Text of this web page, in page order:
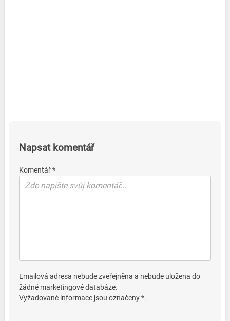
Napsat komentář
Komentář *
Emailová adresa nebude zveřejněna a nebude uložena do
žádné marketingové databáze.
Vyžadované informace jsou označeny *.